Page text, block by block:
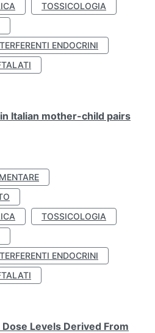
TOSSICOLOGIA
ENDOCRINI
Italian mother-child pairs
TOSSICOLOGIA
ENDOCRINI
Levels Derived From